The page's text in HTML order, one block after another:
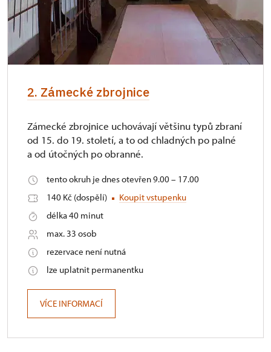
2. Zámecké zbrojnice
Zámecké zbrojnice uchovávají většinu typů zbraní
od 15. do 19. století, a to od chladných po palné
a od útočných po obranné.
tento okruh je dnes otevřen 9.00 – 17.00
140 Kč (dospělí)
Koupit vstupenku
délka 40 minut
max. 33 osob
rezervace není nutná
lze uplatnit permanentku
VÍCE INFORMACÍ